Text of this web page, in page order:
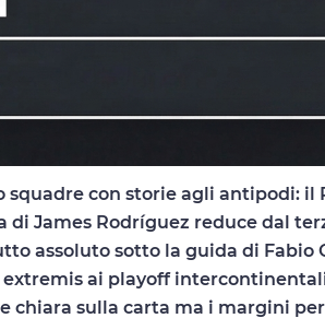
con storie agli antipodi: il
di James Rodríguez reduce dal
assoluto sotto la guida di Fabio
ai playoff
sulla carta ma i margini